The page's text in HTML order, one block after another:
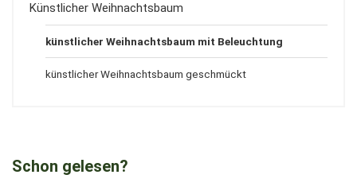
Künstlicher Weihnachtsbaum
künstlicher Weihnachtsbaum mit Beleuchtung
künstlicher Weihnachtsbaum geschmückt
Schon gelesen?